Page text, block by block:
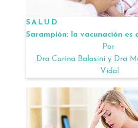
SALUD
Sarampión: la vacunación es
Por
Dra Carina Balasini y Dra
Vidal